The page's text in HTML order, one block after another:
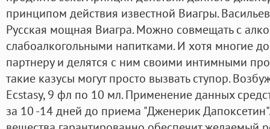
принципом действия известной Виагры.
Русская мощная Виагра. Можно совмещать с
слабоалкогольными напитками. И хотя многие
партнеру и делятся с ним своими интимными
такие казусы могут просто вызвать ступор.
Ecstasy, 9 фл по 10 мл. Применение данных
за 10 -14 дней до приема "Дженерик